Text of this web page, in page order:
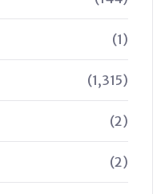
(1)
(1,315)
(2)
(2)